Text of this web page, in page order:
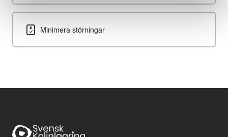
Minimera störningar